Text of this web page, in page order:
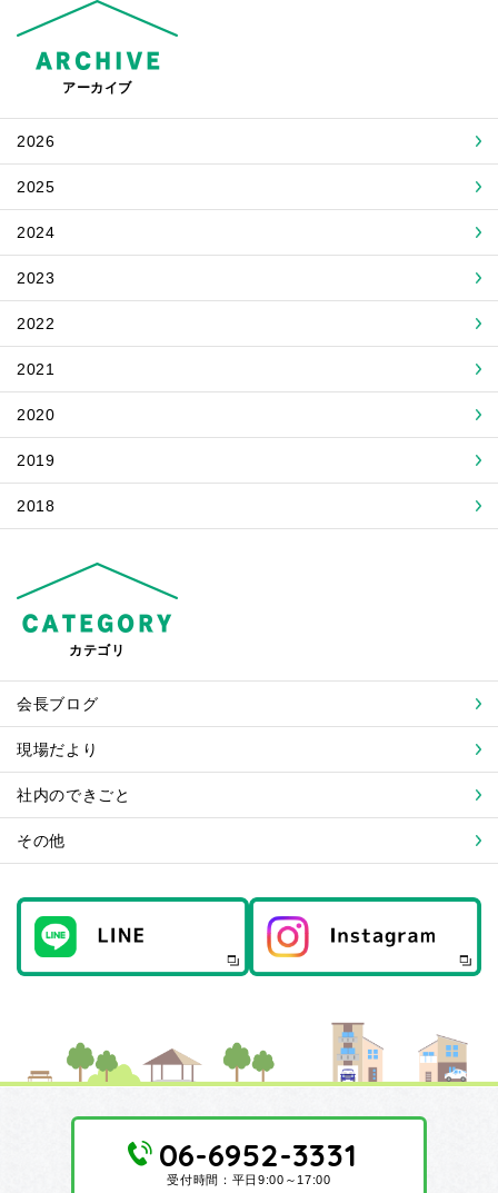
アーカイブ
2026
2025
2024
2023
2022
2021
2020
2019
2018
カテゴリ
会長ブログ
現場だより
社内のできごと
その他
06-6952-3331
受付時間：平日9:00～17:00